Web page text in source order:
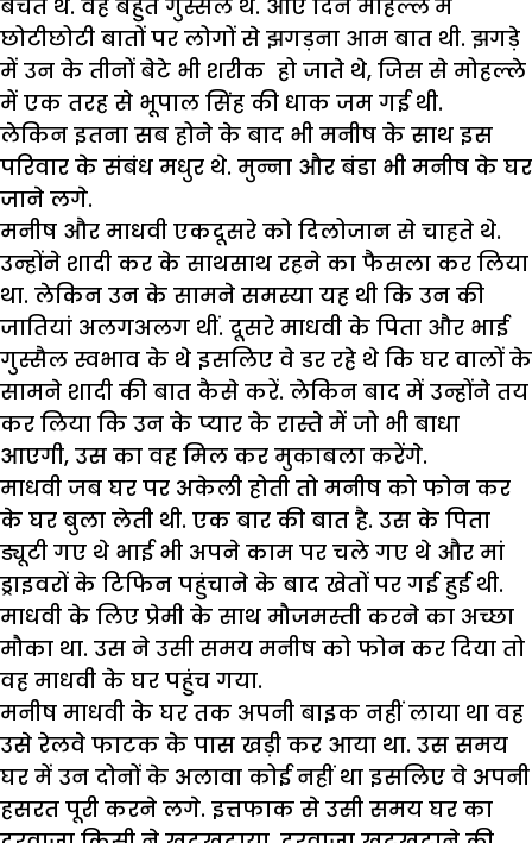
बेचते थे. वह बहुत गुस्सैल थे. आए दिन मोहल्ले में
छोटीछोटी बातों पर लोगों से झगड़ना आम बात थी. झगड़े
में उन के तीनों बेटे भी शरीक हो जाते थे, जिस से मोहल्ले
में एक तरह से भूपाल सिंह की धाक जम गई थी.
लेकिन इतना सब होने के बाद भी मनीष के साथ इस
परिवार के संबंध मधुर थे. मुन्ना और बंडा भी मनीष के घर
जाने लगे.
मनीष और माधवी एकदूसरे को दिलोजान से चाहते थे.
उन्होंने शादी कर के साथसाथ रहने का फैसला कर लिया
था. लेकिन उन के सामने समस्या यह थी कि उन की
जातियां अलगअलग थीं. दूसरे माधवी के पिता और भाई
गुस्सैल स्वभाव के थे इसलिए वे डर रहे थे कि घर वालों के
सामने शादी की बात कैसे करें. लेकिन बाद में उन्होंने तय
कर लिया कि उन के प्यार के रास्ते में जो भी बाधा
आएगी, उस का वह मिल कर मुकाबला करेंगे.
माधवी जब घर पर अकेली होती तो मनीष को फोन कर
के घर बुला लेती थी. एक बार की बात है. उस के पिता
ड्यूटी गए थे भाई भी अपने काम पर चले गए थे और मां
ड्राइवरों के टिफिन पहुंचाने के बाद खेतों पर गई हुई थी.
माधवी के लिए प्रेमी के साथ मौजमस्ती करने का अच्छा
मौका था. उस ने उसी समय मनीष को फोन कर दिया तो
वह माधवी के घर पहुंच गया.
मनीष माधवी के घर तक अपनी बाइक नहीं लाया था वह
उसे रेलवे फाटक के पास खड़ी कर आया था. उस समय
घर में उन दोनों के अलावा कोई नहीं था इसलिए वे अपनी
हसरत पूरी करने लगे. इत्तफाक से उसी समय घर का